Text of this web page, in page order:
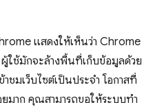
แสดงให้เห็นว่า Chrome
ใช้มักจะล้างพื้นที่เก็บข้อมูลด้วย
ชมเว็บไซต์เป็นประจำ โอกาสที่
าก คุณสามารถขอให้ระบบทํา